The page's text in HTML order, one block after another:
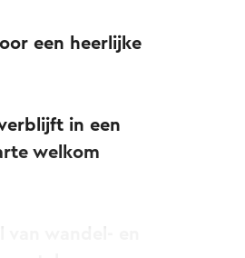
een heerlijke
in een
welkom